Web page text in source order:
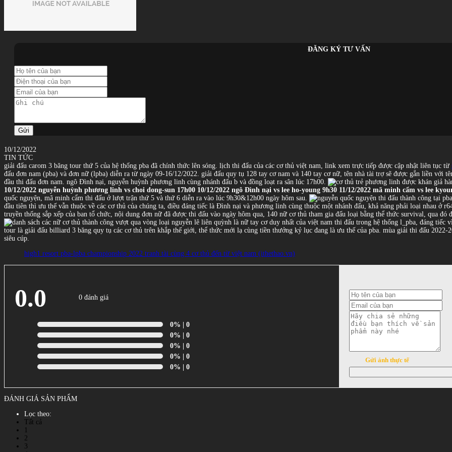
ĐĂNG KÝ TƯ VẤN
Gửi
10/12/2022
TIN TỨC
giải đấu carom 3 băng tour thứ 5 của hệ thống pba đã chính thức lên sóng. lịch thi đấu của các cơ thủ việt nam, link xem trực tiếp được cập nhật liên tục từ
đấu đơn nam (pba) và đơn nữ (lpba) diễn ra từ ngày 09-16/12/2022. giải đấu quy tụ 128 tay cơ nam và 140 tay cơ nữ, tên nhà tài trợ sẽ được gắn liền với
đầu thi đấu đơn nam. ngô Đình nại, nguyễn huỳnh phương linh cùng nhánh đấu b và đồng loạt ra sân lúc 17h00.
10/12/2022 nguyễn huỳnh phương linh vs choi dong-sun 17h00 10/12/2022 ngô Đình nại vs lee ho-young 9h30 11/12/2022 mã minh cẩm vs lee
quốc nguyện, mã minh cẩm thi đấu ở lượt trận thứ 5 và thứ 6 diễn ra vào lúc 9h30&12h00 ngày hôm sau.
đầu tiên thì ưu thế vẫn thuộc về các cơ thủ của chúng ta, điều đáng tiếc là Đình nại và phương linh cùng thuộc một nhánh đấu, khả năng phải loại nhau ở
truyền thống sắp xếp của ban tổ chức, nội dung đơn nữ đã được thi đấu vào ngày hôm qua, 140 nữ cơ thủ tham gia đấu loại bằng thể thức survival, qua đó
nguyễn lê liên quỳnh là nữ tay cơ duy nhất của việt nam thi đấu trong hệ thống l_pba, đáng
tour là giải đấu billiard 3 băng quy tụ các cơ thủ trên khắp thế giới, thể thức mới lạ cùng tiền thưởng kỷ lục đang là ưu thế của pba. mùa giải thi đấu
siêu cúp.
high1 resort pba-lpba championship 2022 tranh tài cùng 4 cơ thủ đến từ việt nam (ithethao.vn)
0.0 0 đánh giá
0% | 0
0% | 0
0% | 0
0% | 0
0% | 0
Gửi ảnh thực tế
ĐÁNH GIÁ SẢN PHẨM
Lọc theo:
Tất cả
2
3